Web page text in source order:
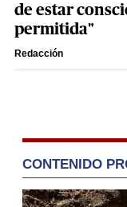
de estar
permitida"
Redacción
CONTENIDO